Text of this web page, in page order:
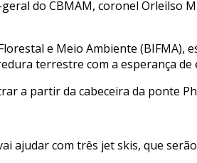
do CBMAM, coronel Orleilso
e Meio Ambiente
terrestre com a esperança
a partir da cabeceira da ponte
ajudar com três jet skis, que